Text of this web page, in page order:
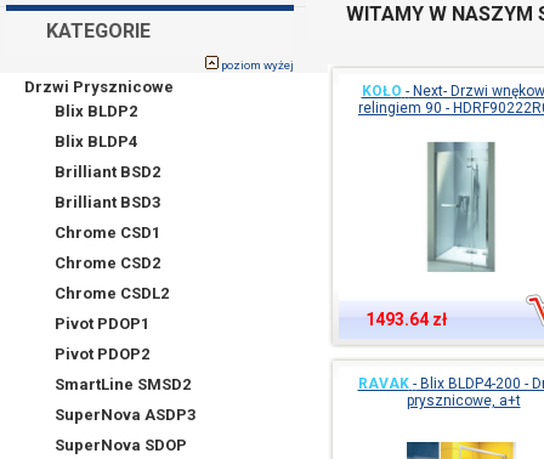
KATEGORIE
poziom wyżej
Drzwi Prysznicowe
Blix BLDP2
Blix BLDP4
Brilliant BSD2
Brilliant BSD3
Chrome CSD1
Chrome CSD2
Chrome CSDL2
Pivot PDOP1
Pivot PDOP2
SmartLine SMSD2
SuperNova ASDP3
SuperNova SDOP
WITAMY W NASZYM
KOŁO -Next- Drzwi
relingiem 90 -
1493.64 zł
RAVAK -Blix BLDP4-200 -
prysznicowe, a+t